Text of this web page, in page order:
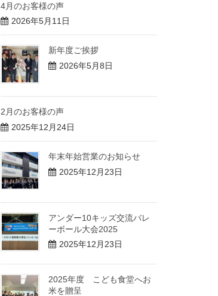
4月のお客様の声
2026年5月11日
新年度ご挨拶
2026年5月8日
2月のお客様の声
2025年12月24日
年末年始営業のお知らせ
2025年12月23日
アンダー10キッズ交流バレ
ーボール大会2025
2025年12月23日
2025年度 こども食堂へお
米を贈呈